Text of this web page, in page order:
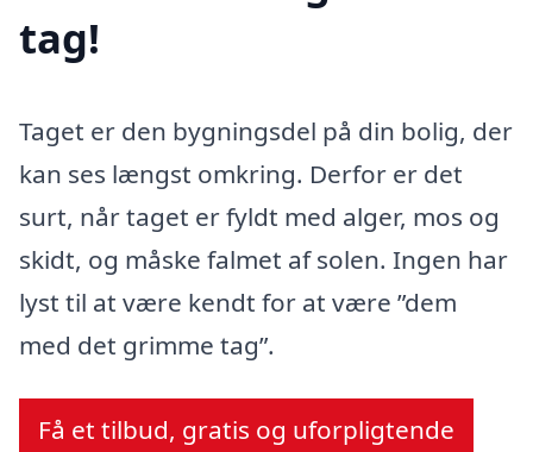
tag!
Taget er den bygningsdel på din bolig, der
kan ses længst omkring. Derfor er det
surt, når taget er fyldt med alger, mos og
skidt, og måske falmet af solen. Ingen har
lyst til at være kendt for at være ”dem
med det grimme tag”.
Få et tilbud, gratis og uforpligtende